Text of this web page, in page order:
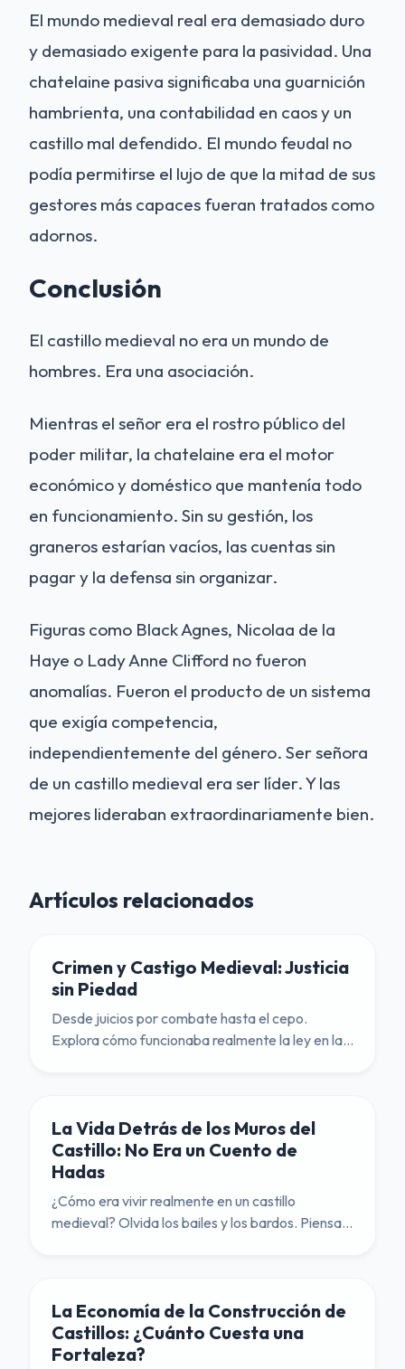
El mundo medieval real era demasiado duro
y demasiado exigente para la pasividad. Una
chatelaine pasiva significaba una guarnición
hambrienta, una contabilidad en caos y un
castillo mal defendido. El mundo feudal no
podía permitirse el lujo de que la mitad de sus
gestores más capaces fueran tratados como
adornos.
Conclusión
El castillo medieval no era un mundo de
hombres. Era una asociación.
Mientras el señor era el rostro público del
poder militar, la chatelaine era el motor
económico y doméstico que mantenía todo
en funcionamiento. Sin su gestión, los
graneros estarían vacíos, las cuentas sin
pagar y la defensa sin organizar.
Figuras como Black Agnes, Nicolaa de la
Haye o Lady Anne Clifford no fueron
anomalías. Fueron el producto de un sistema
que exigía competencia,
independientemente del género. Ser señora
de un castillo medieval era ser líder. Y las
mejores lideraban extraordinariamente bien.
Artículos relacionados
Crimen y Castigo Medieval: Justicia
sin Piedad
Desde juicios por combate hasta el cepo.
Explora cómo funcionaba realmente la ley en la
La Vida Detrás de los Muros del
Castillo: No Era un Cuento de
Hadas
¿Cómo era vivir realmente en un castillo
medieval? Olvida los bailes y los bardos. Piensa
La Economía de la Construcción de
Castillos: ¿Cuánto Cuesta una
Fortaleza?